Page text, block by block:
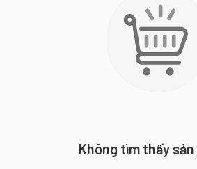
Không tìm thấy sản